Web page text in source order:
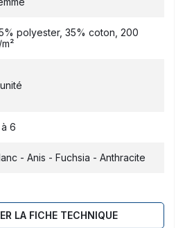
polyester, 35% coton, 200
6
- Anis - Fuchsia - Anthracite
LA FICHE TECHNIQUE